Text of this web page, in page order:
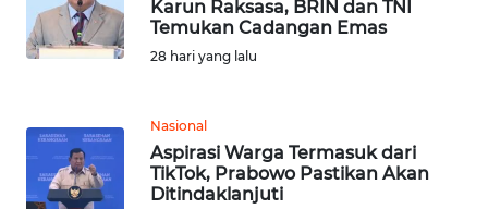
Karun Raksasa, BRIN dan TNI
Temukan Cadangan Emas
28 hari yang lalu
Nasional
Aspirasi Warga Termasuk dari
TikTok, Prabowo Pastikan Akan
Ditindaklanjuti
KALTENG
WN
KALSEL